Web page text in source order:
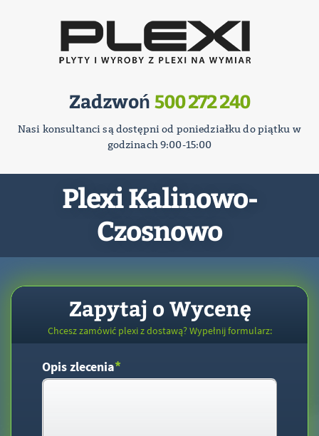
Zadzwoń 500 272 240
Nasi konsultanci są dostępni od poniedziałku do piątku w
godzinach 9:00-15:00
Plexi Kalinowo-
Czosnowo
Zapytaj o Wycenę
Chcesz zamówić plexi z dostawą? Wypełnij formularz:
Opis zlecenia*